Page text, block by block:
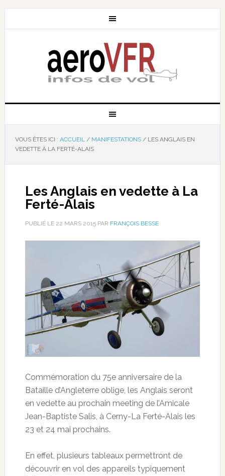
VOUS ÊTES ICI : ACCUEIL / MANIFESTATIONS /LES ANGLAIS EN
VEDETTE À LA FERTÉ-ALAIS
Les Anglais en vedette à La
Ferté-Alais
PUBLIÉ LE 22 MARS 2015PAR FRANÇOIS BESSE
Commémoration du 75e anniversaire de la
Bataille d’Angleterre oblige, les Anglais seront
en vedette au prochain meeting de l’Amicale
Jean-Baptiste Salis, à Cerny-La Ferté-Alais les
23 et 24 mai prochains.
En effet, plusieurs tableaux permettront de
découvrir en vol des appareils typiquement